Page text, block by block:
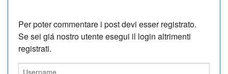
Per poter commentare i post devi esser registrato.
Se sei giá nostro utente esegui il login altrimenti
registrati.